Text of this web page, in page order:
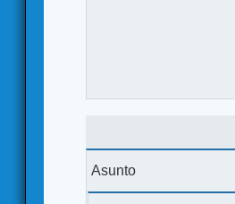
Asunto